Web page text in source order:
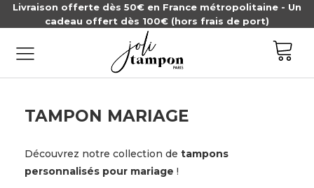
Livraison offerte dès 50€ en France métropolitaine - Un
cadeau offert dès 100€ (hors frais de port)
TAMPON MARIAGE
Découvrez notre collection de tampons
personnalisés pour mariage !